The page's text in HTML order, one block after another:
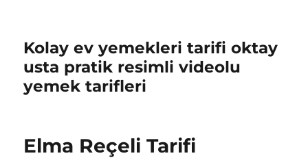
Kolay ev yemekleri tarifi oktay
usta pratik resimli videolu
yemek tarifleri
Elma Reçeli Tarifi